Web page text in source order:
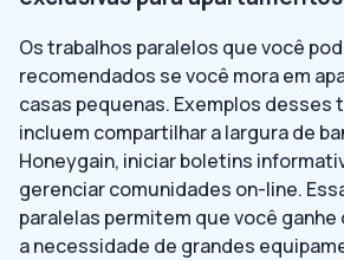
Os trabalhos paralelos que você
recomendados se você mora em
casas pequenas. Exemplos desses
incluem compartilhar a largura de
Honeygain, iniciar boletins
gerenciar comunidades on-line.
paralelas permitem que você
a necessidade de grandes